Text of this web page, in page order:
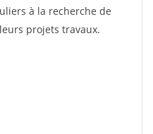
à la recherche de
projets travaux.